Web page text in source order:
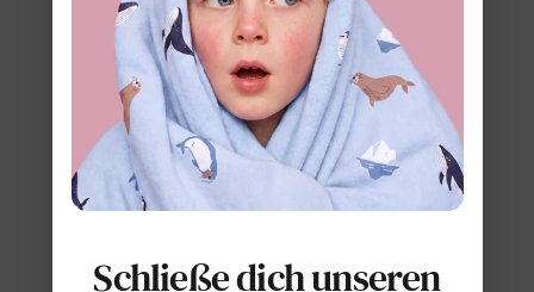
Schließe dich unseren